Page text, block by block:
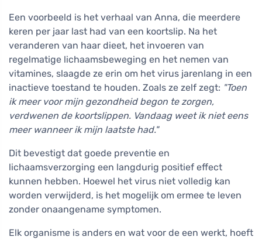
Een voorbeeld is het verhaal van Anna, die meerdere
keren per jaar last had van een koortslip. Na het
veranderen van haar dieet, het invoeren van
regelmatige lichaamsbeweging en het nemen van
vitamines, slaagde ze erin om het virus jarenlang in een
inactieve toestand te houden. Zoals ze zelf zegt: "Toen
ik meer voor mijn gezondheid begon te zorgen,
verdwenen de koortslippen. Vandaag weet ik niet eens
meer wanneer ik mijn laatste had."
Dit bevestigt dat goede preventie en
lichaamsverzorging een langdurig positief effect
kunnen hebben. Hoewel het virus niet volledig kan
worden verwijderd, is het mogelijk om ermee te leven
zonder onaangename symptomen.
Elk organisme is anders en wat voor de een werkt, hoeft